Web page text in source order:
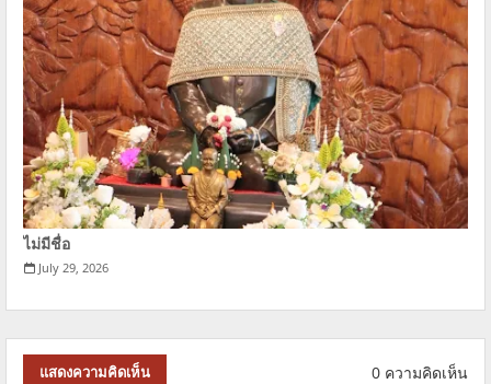
ไม่มีชื่อ
July 29, 2026
แสดงความคิดเห็น 0 ความคิดเห็น